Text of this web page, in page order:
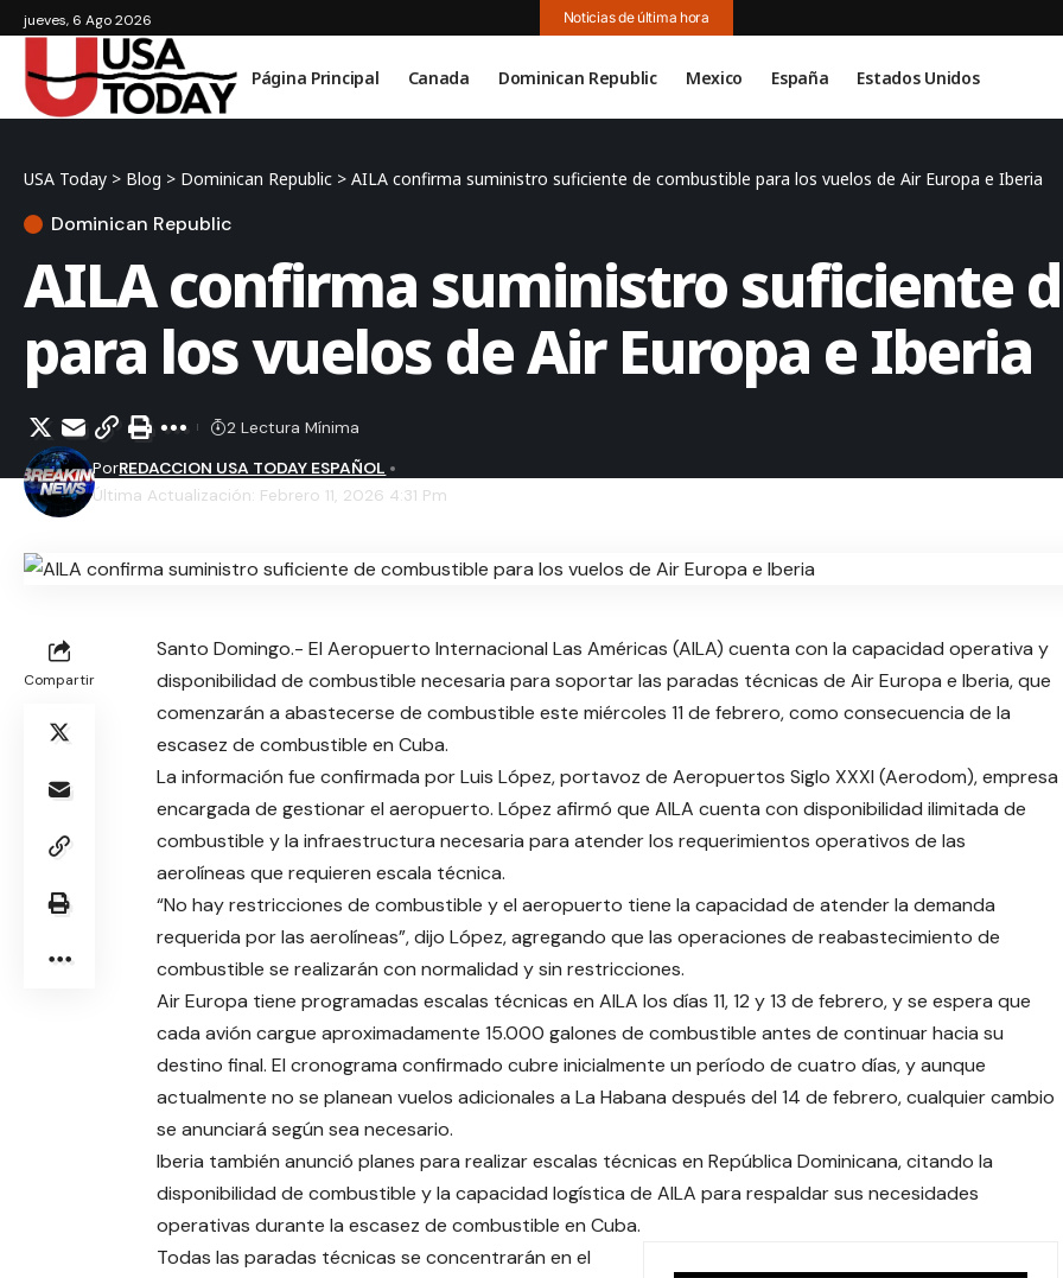
jueves, 6 Ago 2026 Noticias de última hora
Página Principal Canada Dominican Republic Mexico España Estados Unidos
USA Today > Blog > Dominican Republic > AILA confirma suministro suficiente de combustible para los vuelos de Air Europa e Iberia
Dominican Republic
AILA confirma suministro suficiente
para los vuelos de Air Europa e Iberia
Última Actualización: Febrero 11, 2026 4:31 Pm
PorREDACCION USA TODAY ESPAÑOL
2 Lectura Mínima
Compartir
Santo Domingo.- El Aeropuerto Internacional Las Américas (AILA) cuenta con la capacidad operativa y
disponibilidad de combustible necesaria para soportar las paradas técnicas de Air Europa e Iberia, que
comenzarán a abastecerse de combustible este miércoles 11 de febrero, como consecuencia de la
escasez de combustible en Cuba.
La información fue confirmada por Luis López, portavoz de Aeropuertos Siglo XXXI (Aerodom), empresa
encargada de gestionar el aeropuerto. López afirmó que AILA cuenta con disponibilidad ilimitada de
combustible y la infraestructura necesaria para atender los requerimientos operativos de las
aerolíneas que requieren escala técnica.
“No hay restricciones de combustible y el aeropuerto tiene la capacidad de atender la demanda
requerida por las aerolíneas”, dijo López, agregando que las operaciones de reabastecimiento de
combustible se realizarán con normalidad y sin restricciones.
Air Europa tiene programadas escalas técnicas en AILA los días 11, 12 y 13 de febrero, y se espera que
cada avión cargue aproximadamente 15.000 galones de combustible antes de continuar hacia su
destino final. El cronograma confirmado cubre inicialmente un período de cuatro días, y aunque
actualmente no se planean vuelos adicionales a La Habana después del 14 de febrero, cualquier cambio
se anunciará según sea necesario.
Iberia también anunció planes para realizar escalas técnicas en República Dominicana, citando la
disponibilidad de combustible y la capacidad logística de AILA para respaldar sus necesidades
operativas durante la escasez de combustible en Cuba.
Todas las paradas técnicas se concentrarán en el